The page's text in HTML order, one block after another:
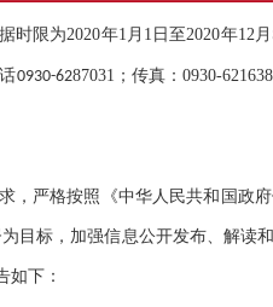
时限为2020年1 月 1 日至2020年12月
0930-6287031 ；传真：0930-
，严格按照《中华人民共和国政
目标，加强信息公开发布、解读
如下：